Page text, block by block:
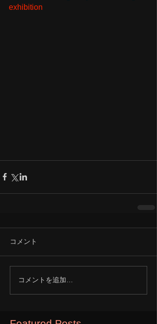
exhibition
コメント
コメントを追加…